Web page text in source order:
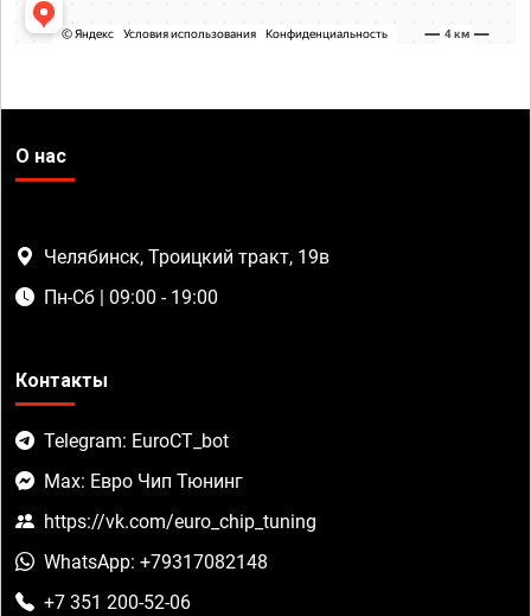
О нас
Челябинск, Троицкий тракт, 19в
Пн-Сб | 09:00 - 19:00
Контакты
Telegram: EuroCT_bot
Max: Евро Чип Тюнинг
https://vk.com/euro_chip_tuning
WhatsApp: +79317082148
+7 351 200-52-06